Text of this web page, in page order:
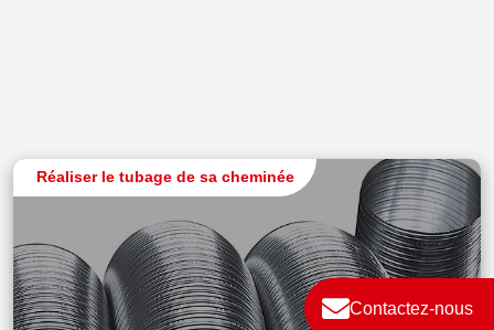
Contactez-nous
Réaliser le tubage de sa cheminée